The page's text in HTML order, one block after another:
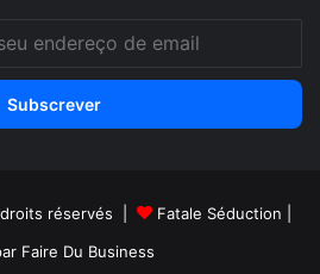
réservés | Fatale Séduction
Faire Du Business